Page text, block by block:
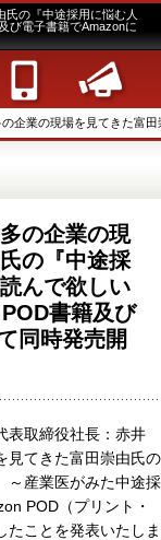
の『中途採用に悩む人
び電子書籍でAmazonに
企業の現場を見てきた富
の企業の現
の『中途採
んで欲しい
書籍及び
同時発売開
表取締役社長：赤井
見てきた富田崇由氏の
～産業医がみた中途採
POD（プリント・
たことを発表いたしま